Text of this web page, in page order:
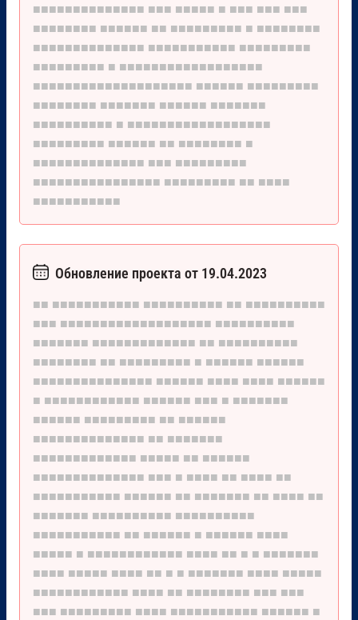
■■■■■■■■■■■■■■ ■■■ ■■■■■ ■ ■■■ ■■■ ■■■
■■■■■■■■ ■■■■■■ ■■ ■■■■■■■■■ ■ ■■■■■■■■
■■■■■■■■■■■■■■ ■■■■■■■■■■■ ■■■■■■■■■
■■■■■■■■■ ■ ■■■■■■■■■■■■■■■■■■
■■■■■■■■■■■■■■■■■■■■ ■■■■■■ ■■■■■■■■■
■■■■■■■■ ■■■■■■■ ■■■■■■ ■■■■■■■
■■■■■■■■■■ ■ ■■■■■■■■■■■■■■■■■■
■■■■■■■■■ ■■■■■■ ■■ ■■■■■■■■ ■
■■■■■■■■■■■■■■ ■■■ ■■■■■■■■■
■■■■■■■■■■■■■■■■ ■■■■■■■■■ ■■ ■■■■
■■■■■■■■■■■
Обновление проекта от 19.04.2023
■■ ■■■■■■■■■■■ ■■■■■■■■■■ ■■ ■■■■■■■■■■
■■■ ■■■■■■■■■■■■■■■■■■■ ■■■■■■■■■■
■■■■■■■ ■■■■■■■■■■■■■ ■■ ■■■■■■■■■■
■■■■■■■■ ■■ ■■■■■■■■■ ■ ■■■■■■ ■■■■■■
■■■■■■■■■■■■■■■ ■■■■■■ ■■■■ ■■■■ ■■■■■■
■ ■■■■■■■■■■■■ ■■■■■■ ■■■ ■ ■■■■■■■
■■■■■■ ■■■■■■■■■ ■■ ■■■■■■
■■■■■■■■■■■■■■ ■■ ■■■■■■■
■■■■■■■■■■■■■ ■■■■■ ■■ ■■■■■■
■■■■■■■■■■■■■■ ■■■ ■ ■■■■ ■■ ■■■■ ■■
■■■■■■■■■■■ ■■■■■■ ■■ ■■■■■■■ ■■ ■■■■ ■■
■■■■■■■ ■■■■■■■■■■ ■■■■■■■■■■
■■■■■■■■■■■ ■■ ■■■■■■ ■ ■■■■■■ ■■■■
■■■■■ ■ ■■■■■■■■■■■■ ■■■■ ■■ ■ ■ ■■■■■■■
■■■■ ■■■■■ ■■■■ ■■ ■ ■ ■■■■■■■ ■■■■ ■■■■■
■■■■■■■■■■■■ ■■■■ ■■ ■■■■■■■■ ■■■ ■■■
■■■ ■■■■■■■■■ ■■■■ ■■■■■■■■■■■ ■■■■■■ ■